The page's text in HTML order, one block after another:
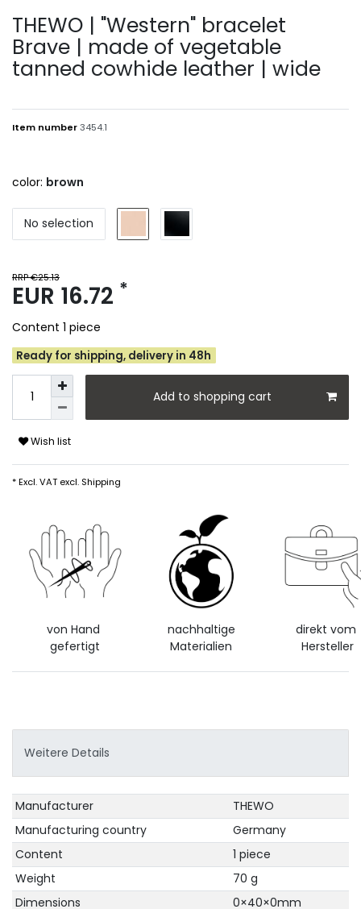
THEWO | "Western" bracelet
Brave | made of vegetable
tanned cowhide leather | wide
Item number3454.1
color: brown
No selection
RRP €25.13
EUR 16.72 *
Content 1 piece
Ready for shipping, delivery in 48h
Add to shopping cart
Wish list
* Excl. VAT excl. Shipping
von Hand
gefertigt
nachhaltige
Materialien
direkt vom
Hersteller
Weitere Details
Technical
characteristic
Value
Manufacturer
THEWO
Manufacturing country
Germany
Content
1 piece
Weight
70 g
Dimensions
0×40×0mm